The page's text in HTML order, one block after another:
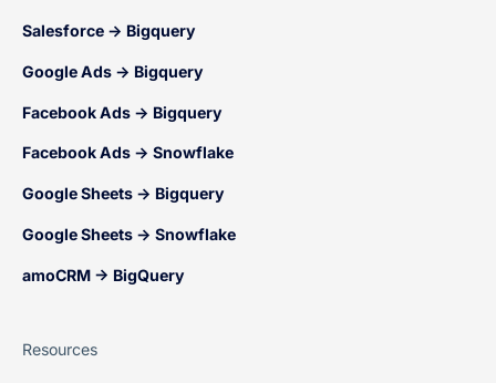
Salesforce → Bigquery
Google Ads → Bigquery
Facebook Ads → Bigquery
Facebook Ads → Snowflake
Google Sheets → Bigquery
Google Sheets → Snowflake
amoCRM → BigQuery
Resources